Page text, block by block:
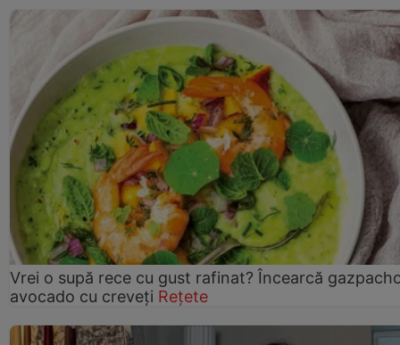
Vrei o supă rece cu gust rafinat? Încearcă
avocado cu creveți Rețete